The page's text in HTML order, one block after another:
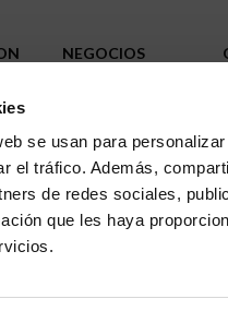
se usan para
el tráfico. Además,
de redes sociales,
que les haya
NEGOCIOS
Mujeres – Hombres Ι
que se hacen pasar